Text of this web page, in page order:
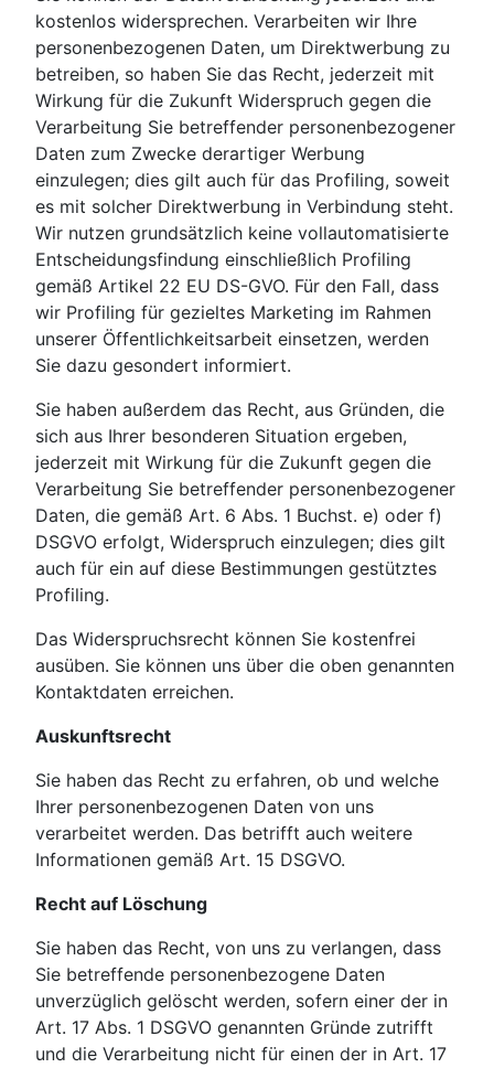
kostenlos widersprechen. Verarbeiten wir Ihre
personenbezogenen Daten, um Direktwerbung zu
betreiben, so haben Sie das Recht, jederzeit mit
Wirkung für die Zukunft Widerspruch gegen die
Verarbeitung Sie betreffender personenbezogener
Daten zum Zwecke derartiger Werbung
einzulegen; dies gilt auch für das Profiling, soweit
es mit solcher Direktwerbung in Verbindung steht.
Wir nutzen grundsätzlich keine vollautomatisierte
Entscheidungsfindung einschließlich Profiling
gemäß Artikel 22 EU DS-GVO. Für den Fall, dass
wir Profiling für gezieltes Marketing im Rahmen
unserer Öffentlichkeitsarbeit einsetzen, werden
Sie dazu gesondert informiert.
Sie haben außerdem das Recht, aus Gründen, die
sich aus Ihrer besonderen Situation ergeben,
jederzeit mit Wirkung für die Zukunft gegen die
Verarbeitung Sie betreffender personenbezogener
Daten, die gemäß Art. 6 Abs. 1 Buchst. e) oder f)
DSGVO erfolgt, Widerspruch einzulegen; dies gilt
auch für ein auf diese Bestimmungen gestütztes
Profiling.
Das Widerspruchsrecht können Sie kostenfrei
ausüben. Sie können uns über die oben genannten
Kontaktdaten erreichen.
Auskunftsrecht
Sie haben das Recht zu erfahren, ob und welche
Ihrer personenbezogenen Daten von uns
verarbeitet werden. Das betrifft auch weitere
Informationen gemäß Art. 15 DSGVO.
Recht auf Löschung
Sie haben das Recht, von uns zu verlangen, dass
Sie betreffende personenbezogene Daten
unverzüglich gelöscht werden, sofern einer der in
Art. 17 Abs. 1 DSGVO genannten Gründe zutrifft
und die Verarbeitung nicht für einen der in Art. 17